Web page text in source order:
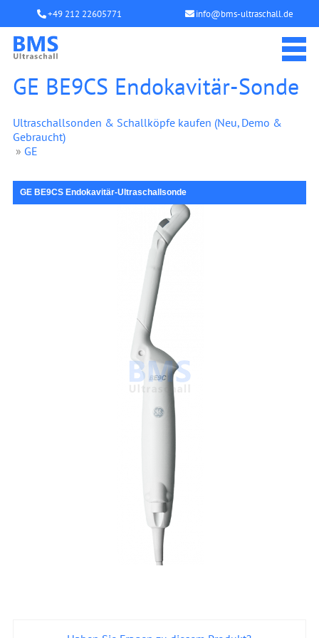
+49 212 22605771 info@bms-ultraschall.de
GE BE9CS Endokavitär-Sonde
Ultraschallsonden & Schallköpfe kaufen (Neu, Demo &
Gebraucht)
» GE
GE BE9CS Endokavitär-Ultraschallsonde